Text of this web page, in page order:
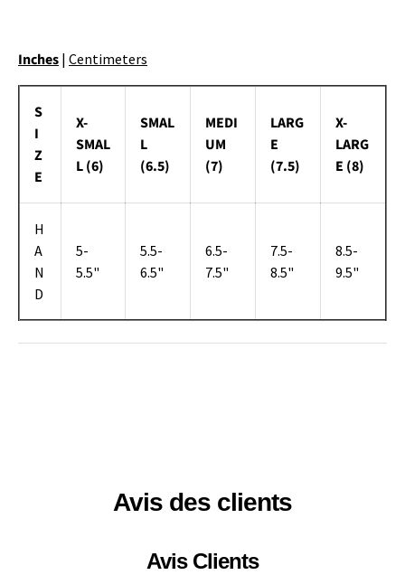
Inches | Centimeters
S
I
Z
E
X-
SMAL
L (6)
SMAL
L
(6.5)
MEDI
UM
(7)
LARG
E
(7.5)
X-
LARG
E (8)
H
A
N
D
5-
5.5"
5.5-
6.5"
6.5-
7.5"
7.5-
8.5"
8.5-
9.5"
Avis des clients
Avis Clients